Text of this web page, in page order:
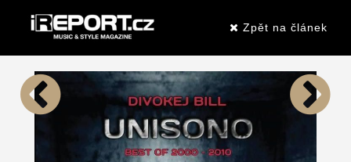
Zpět na článek